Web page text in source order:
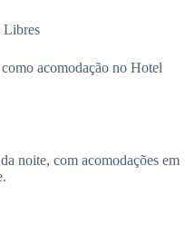
Libres
acomodação no Hotel
noite, com acomodações em